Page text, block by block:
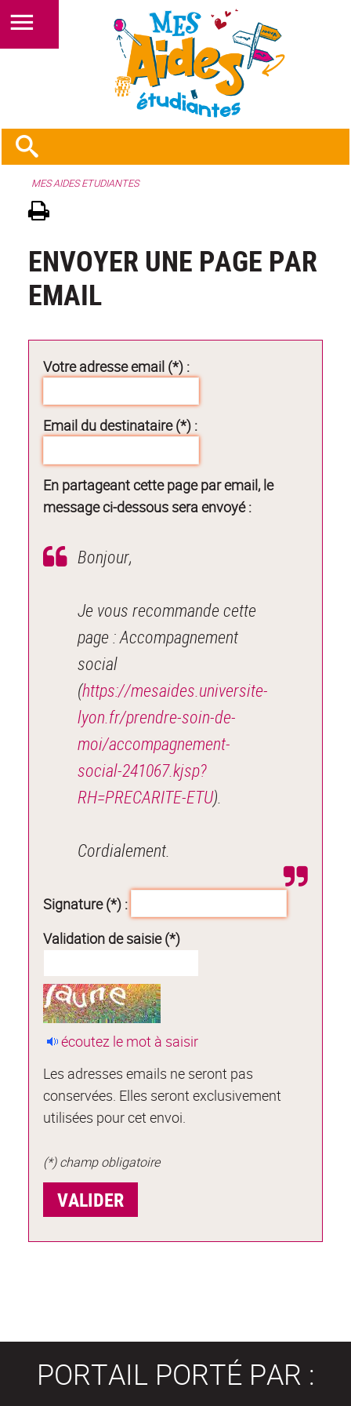
MES AIDES ETUDIANTES
ENVOYER UNE PAGE PAR
EMAIL
Votre adresse email (*) :
Email du destinataire (*) :
En partageant cette page par email, le
message ci-dessous sera envoyé :
Bonjour,
Je vous recommande cette
page : Accompagnement
social
(https://mesaides.universite-
lyon.fr/prendre-soin-de-
moi/accompagnement-
social-241067.kjsp?
RH=PRECARITE-ETU).
Cordialement.
Signature (*) :
Validation de saisie (*)
écoutez le mot à saisir
Les adresses emails ne seront pas
conservées. Elles seront exclusivement
utilisées pour cet envoi.
(*) champ obligatoire
PORTAIL PORTÉ PAR :